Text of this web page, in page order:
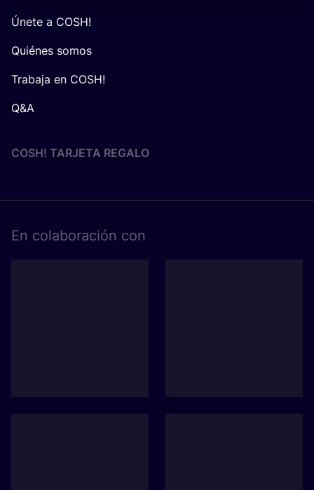
Únete a COSH!
Quiénes somos
Trabaja en COSH!
Q&A
COSH! TARJETA REGALO
En cola­bo­ra­ción con